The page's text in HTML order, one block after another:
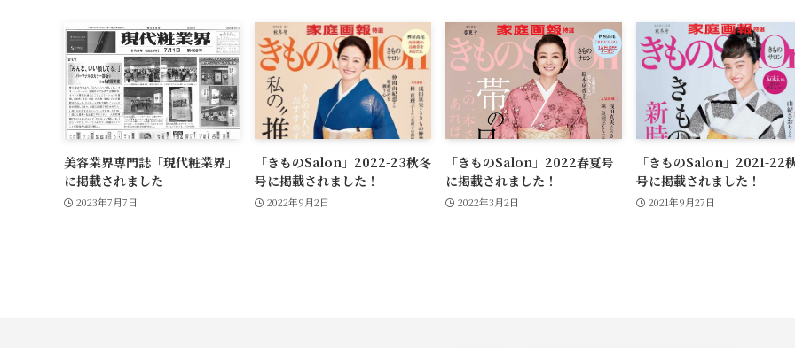
美容業界専門誌「現代粧業界」
に掲載されました
2023年7月7日
「きものSalon」2022-23秋冬
号に掲載されました！
2022年9月2日
「きものSalon」2022春夏号
に掲載されました！
2022年3月2日
「きものSalon」2021-22
号に掲載されました！
2021年9月27日